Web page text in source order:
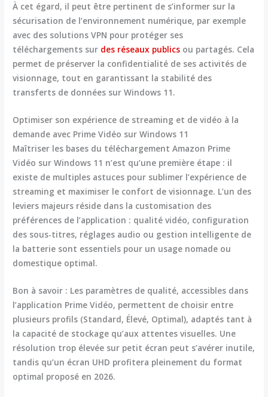
À cet égard, il peut être pertinent de s’informer sur la
sécurisation de l’environnement numérique, par exemple
avec des solutions VPN pour protéger ses
téléchargements sur des réseaux publics ou partagés. Cela
permet de préserver la confidentialité de ses activités de
visionnage, tout en garantissant la stabilité des
transferts de données sur Windows 11.
Optimiser son expérience de streaming et de vidéo à la
demande avec Prime Vidéo sur Windows 11
Maîtriser les bases du téléchargement Amazon Prime
Vidéo sur Windows 11 n’est qu’une première étape : il
existe de multiples astuces pour sublimer l’expérience de
streaming et maximiser le confort de visionnage. L’un des
leviers majeurs réside dans la customisation des
préférences de l’application : qualité vidéo, configuration
des sous-titres, réglages audio ou gestion intelligente de
la batterie sont essentiels pour un usage nomade ou
domestique optimal.
Bon à savoir : Les paramètres de qualité, accessibles dans
l’application Prime Vidéo, permettent de choisir entre
plusieurs profils (Standard, Élevé, Optimal), adaptés tant à
la capacité de stockage qu’aux attentes visuelles. Une
résolution trop élevée sur petit écran peut s’avérer inutile,
tandis qu’un écran UHD profitera pleinement du format
optimal proposé en 2026.